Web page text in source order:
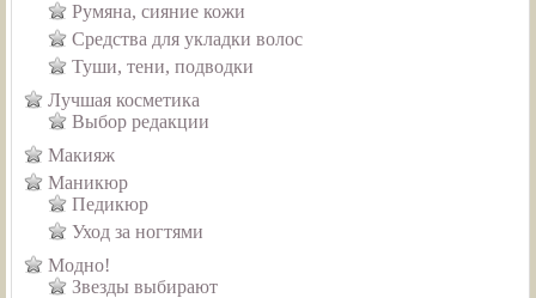
Румяна, сияние кожи
Средства для укладки волос
Туши, тени, подводки
Лучшая косметика
Выбор редакции
Макияж
Маникюр
Педикюр
Уход за ногтями
Модно!
Звезды выбирают